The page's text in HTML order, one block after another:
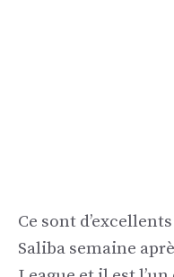
Ce sont
Saliba semaine